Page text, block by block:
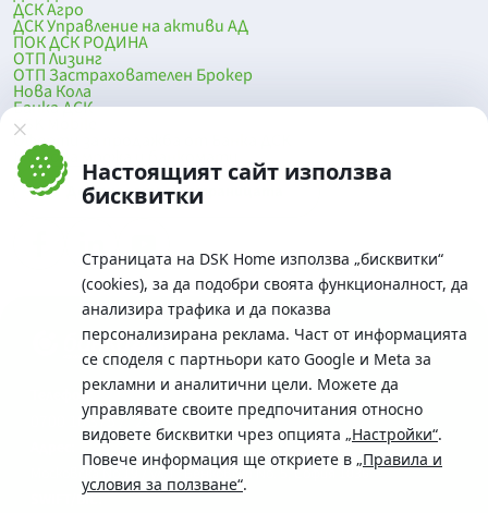
Настоящият сайт използва
бисквитки
Страницата на DSK Home използва „бисквитки“
(cookies), за да подобри своята функционалност, да
анализира трафика и да показва
персонализирана реклама. Част от информацията
се споделя с партньори като Google и Meta за
рекламни и аналитични цели. Можете да
управлявате своите предпочитания относно
видовете бисквитки чрез опцията „Настройки“.
Повече информация ще откриете в „Правила и
условия за ползване“.
ДСК Агро
ДСК Управление на активи АД
ПОК ДСК РОДИНА
ОТП Лизинг
ОТП Застрахователен Брокер
Нова Кола
Банка ДСК
DSK Mobile
Оферти за продажба от Банка ДСК
Клонова мрежа и банкомати
До началото на страницата
Телефон:
0700 10 375 / *2375
Московска No.19 / ул. Г. Бенковски No. 5, София 1036
SWIFT/BIC: